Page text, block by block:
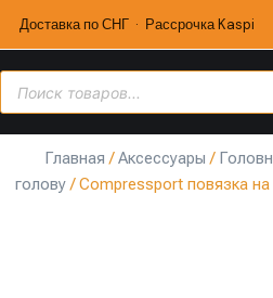
Доставка по СНГ · Рассрочка Kaspi
Главная /Аксессуары /
голову/ Compressport повязка